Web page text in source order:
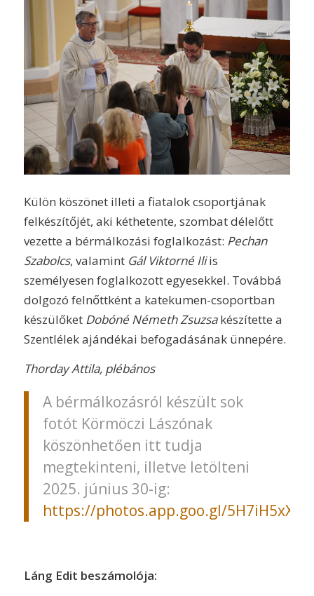
Külön köszönet illeti a fiatalok csoportjának
felkészítőjét, aki kéthetente, szombat délelőtt
vezette a bérmálkozási foglalkozást: Pechan
Szabolcs, valamint Gál Viktorné Iliis
személyesen foglalkozott egyesekkel. Továbbá
dolgozó felnőttként a katekumen-csoportban
készülőket Dobóné Németh Zsuzsakészítette a
Szentlélek ajándékai befogadásának ünnepére.
Thorday Attila, plébános
A bérmálkozásról készült sok
fotót Körmöczi Lászónak
köszönhetően itt tudja
megtekinteni, illetve letölteni
2025. június 30-ig:
https://photos.app.goo.gl/
Láng Edit beszámolója: